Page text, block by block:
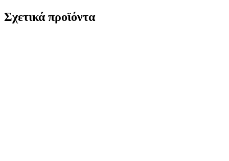
Σχετικά προϊόντα